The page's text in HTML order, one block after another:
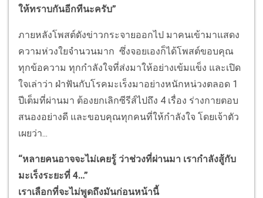
ให้ทราบกันอีกทีนะครับ”
ภายหลังโพสต์ดังข่าวกระจายออกไป มาคนเข้ามาแสดง
ความห่วงใยจำนวนมาก ซึ่งจอยเองก็ได้โพสต์ขอบคุณ
ทุกข้อความ ทุกกำลังใจที่ส่งมาให้อย่างเข้มแข็ง และเปิด
ใจเล่าว่า ฝ่าฟันกับโรคมะเร็งมาอย่างหนักหน่วงตลอด 1
ปีเต็มที่ผ่านมา ต้องยกเลิกซีรีส์ไปถึง 4 เรื่อง ร่างกายตอบ
สนองอย่างดี และขอบคุณทุกคนที่ให้กำลังใจ โดยเจ้าตัว
เผยว่า...
“หลายคนอาจจะไม่เคยรู้ ว่าช่วงที่ผ่านมา เรากำลังสู้กับ
มะเร็งระยะที่ 4…”
เราเลือกที่จะไม่พูดถึงมันก่อนหน้านี้